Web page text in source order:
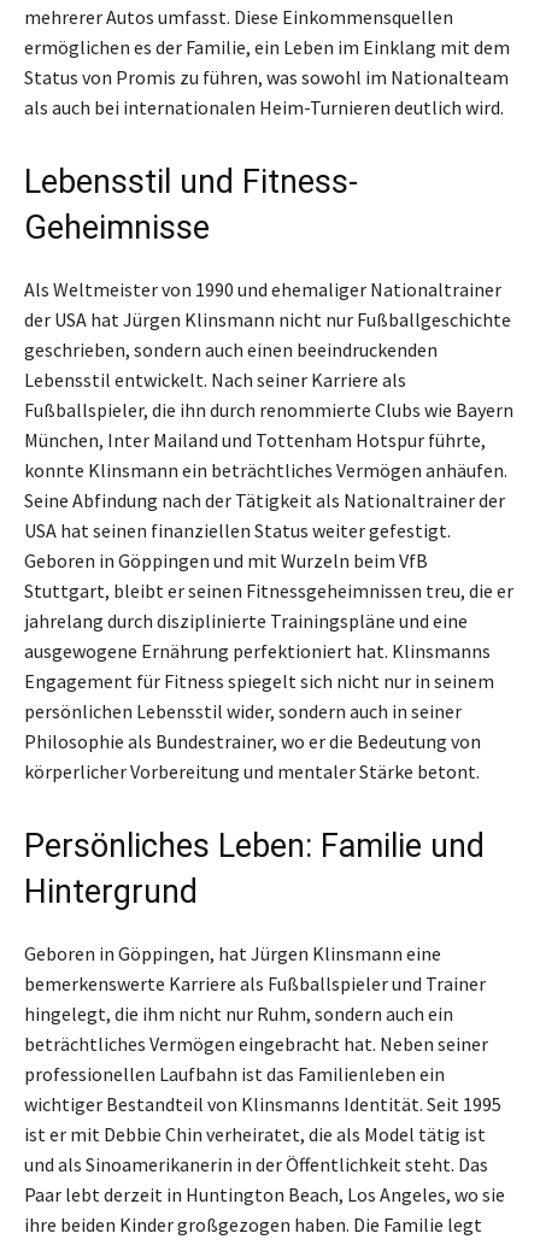
mehrerer Autos umfasst. Diese Einkommensquellen
ermöglichen es der Familie, ein Leben im Einklang mit dem
Status von Promis zu führen, was sowohl im Nationalteam
als auch bei internationalen Heim-Turnieren deutlich wird.
Lebensstil und Fitness-
Geheimnisse
Als Weltmeister von 1990 und ehemaliger Nationaltrainer
der USA hat Jürgen Klinsmann nicht nur Fußballgeschichte
geschrieben, sondern auch einen beeindruckenden
Lebensstil entwickelt. Nach seiner Karriere als
Fußballspieler, die ihn durch renommierte Clubs wie Bayern
München, Inter Mailand und Tottenham Hotspur führte,
konnte Klinsmann ein beträchtliches Vermögen anhäufen.
Seine Abfindung nach der Tätigkeit als Nationaltrainer der
USA hat seinen finanziellen Status weiter gefestigt.
Geboren in Göppingen und mit Wurzeln beim VfB
Stuttgart, bleibt er seinen Fitnessgeheimnissen treu, die er
jahrelang durch disziplinierte Trainingspläne und eine
ausgewogene Ernährung perfektioniert hat. Klinsmanns
Engagement für Fitness spiegelt sich nicht nur in seinem
persönlichen Lebensstil wider, sondern auch in seiner
Philosophie als Bundestrainer, wo er die Bedeutung von
körperlicher Vorbereitung und mentaler Stärke betont.
Persönliches Leben: Familie und
Hintergrund
Geboren in Göppingen, hat Jürgen Klinsmann eine
bemerkenswerte Karriere als Fußballspieler und Trainer
hingelegt, die ihm nicht nur Ruhm, sondern auch ein
beträchtliches Vermögen eingebracht hat. Neben seiner
professionellen Laufbahn ist das Familienleben ein
wichtiger Bestandteil von Klinsmanns Identität. Seit 1995
ist er mit Debbie Chin verheiratet, die als Model tätig ist
und als Sinoamerikanerin in der Öffentlichkeit steht. Das
Paar lebt derzeit in Huntington Beach, Los Angeles, wo sie
ihre beiden Kinder großgezogen haben. Die Familie legt